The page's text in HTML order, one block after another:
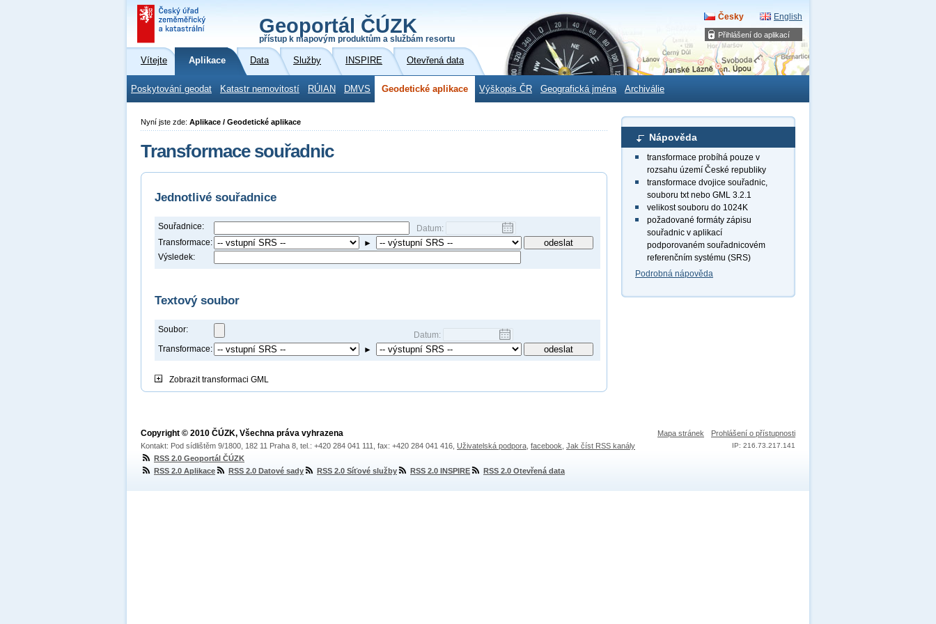
Přihlášení do aplikací
Geoportál ČÚZK
přístup k mapovým produktům a službám resortu
Česky English
Vítejte Aplikace Data Služby INSPIRE Otevřená data
Poskytování geodat Katastr nemovitostí RÚIAN DMVS Geodetické aplikace Výškopis ČR Geografická jména Archiválie
Nápověda
transformace probíhá pouze v
rozsahu území České republiky
transformace dvojice souřadnic,
souboru txt nebo GML 3.2.1
velikost souboru do 1024K
požadované formáty zápisu
souřadnic v aplikací
podporovaném souřadnicovém
referenčním systému (SRS)
Podrobná nápověda
Nyní jste zde: Aplikace / Geodetické aplikace
Transformace souřadnic
Jednotlivé souřadnice
Souřadnice:
Datum:
Transformace:
►
Výsledek:
Textový soubor
Soubor:
Datum:
Transformace:
►
Zobrazittransformaci GML
Mapa stránek Prohlášení o přístupnosti
IP: 216.73.217.141
Copyright © 2010 ČÚZK, Všechna práva vyhrazena
Kontakt: Pod sídlištěm 9/1800, 182 11 Praha 8, tel.: +420 284 041 111, fax: +420 284 041 416, Uživatelská podpora facebook Jak číst RSS kanály
RSS 2.0 Geoportál ČÚZK
RSS 2.0 Aplikace
RSS 2.0 Datové sady RSS 2.0 Síťové služby RSS 2.0 INSPIRE RSS 2.0 Otevřená data